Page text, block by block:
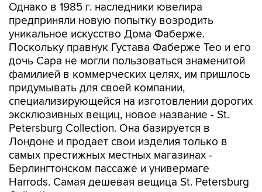
Однако в 1985 г. наследники ювелира
предприняли новую попытку возродить
уникальное искусство Дома Фаберже.
Поскольку правнук Густава Фаберже Тео и его
дочь Сара не могли пользоваться знаменитой
фамилией в коммерческих целях, им пришлось
придумывать для своей компании,
специализирующейся на изготовлении дорогих
эксклюзивных вещиц, новое название - St.
Petersburg Collection. Она базируется в
Лондоне и продает свои изделия только в
самых престижных местных магазинах -
Берлингтонском пассаже и универмаге
Harrods. Самая дешевая вещица St. Petersburg